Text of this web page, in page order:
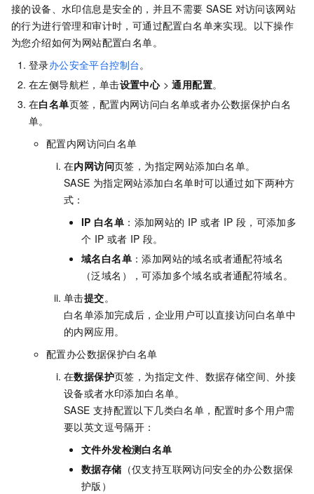
接的设备、水印信息是安全的，并且不需要 SASE 对访问该网站
的行为进行管理和审计时，可通过配置白名单来实现。以下操作
为您介绍如何为网站配置白名单。
登录办公安全平台控制台。
在左侧导航栏，单击设置中心>通用配置。
在白名单页签，配置内网访问白名单或者办公数据保护白名
单。
配置内网访问白名单
在内网访问页签，为指定网站添加白名单。
SASE 为指定网站添加白名单时可以通过如下两种方
式：
IP 白名单 ：添加网站的 IP 或者 IP 段，可添加多
个 IP 或者 IP 段。
域名白名单 ：添加网站的域名或者通配符域名
（泛域名），可添加多个域名或者通配符域名。
单击提交。
白名单添加完成后，企业用户可以直接访问白名单中
的内网应用。
配置办公数据保护白名单
在数据保护页签，为指定文件、数据存储空间、外接
设备或者水印添加白名单。
SASE 支持配置以下几类白名单，配置时多个用户需
要以英文逗号隔开：
文件外发检测白名单
数据存储 （仅支持互联网访问安全的办公数据保
护版）